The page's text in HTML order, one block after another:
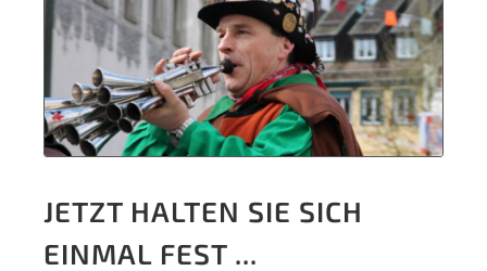
JETZT HALTEN SIE SICH
EINMAL FEST ...